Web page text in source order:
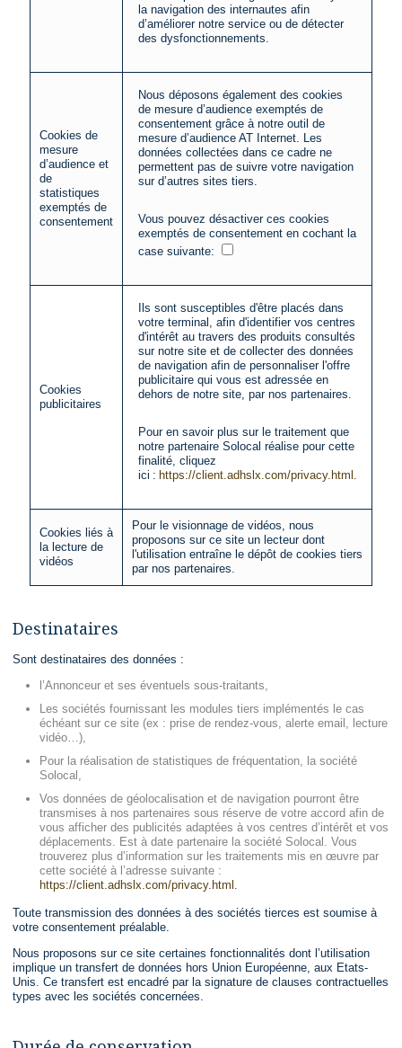
la navigation des internautes afin
d’améliorer notre service ou de détecter
des dysfonctionnements.
Cookies de
mesure
d’audience et
de
statistiques
exemptés de
consentement
Nous déposons également des cookies
de mesure d’audience exemptés de
consentement grâce à notre outil de
mesure d’audience AT Internet. Les
données collectées dans ce cadre ne
permettent pas de suivre votre navigation
sur d’autres sites tiers.
Vous pouvez désactiver ces cookies
exemptés de consentement en cochant la
case suivante:
Cookies
publicitaires
Ils sont susceptibles d'être placés dans
votre terminal, afin d'identifier vos centres
d'intérêt au travers des produits consultés
sur notre site et de collecter des données
de navigation afin de personnaliser l'offre
publicitaire qui vous est adressée en
dehors de notre site, par nos partenaires.
Pour en savoir plus sur le traitement que
notre partenaire Solocal réalise pour cette
finalité, cliquez
ici : https://client.adhslx.com/privacy.html.
Cookies liés à
la lecture de
vidéos
Pour le visionnage de vidéos, nous
proposons sur ce site un lecteur dont
l'utilisation entraîne le dépôt de cookies tiers
par nos partenaires.
Destinataires
Sont destinataires des données :
l’Annonceur et ses éventuels sous-traitants,
Les sociétés fournissant les modules tiers implémentés le cas
échéant sur ce site (ex : prise de rendez-vous, alerte email, lecture
vidéo…),
Pour la réalisation de statistiques de fréquentation, la société
Solocal,
Vos données de géolocalisation et de navigation pourront être
transmises à nos partenaires sous réserve de votre accord afin de
vous afficher des publicités adaptées à vos centres d’intérêt et vos
déplacements. Est à date partenaire la société Solocal. Vous
trouverez plus d’information sur les traitements mis en œuvre par
cette société à l’adresse suivante :
https://client.adhslx.com/privacy.html.
Toute transmission des données à des sociétés tierces est soumise à
votre consentement préalable.
Nous proposons sur ce site certaines fonctionnalités dont l’utilisation
implique un transfert de données hors Union Européenne, aux Etats-
Unis. Ce transfert est encadré par la signature de clauses contractuelles
types avec les sociétés concernées.